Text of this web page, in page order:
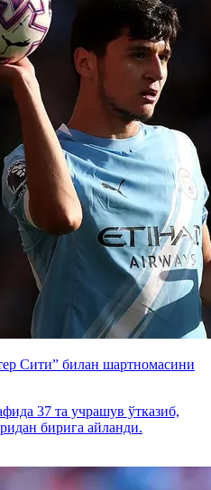
Сити” билан шартномасини
37 та учрашув ўтказиб,
бирига айланди.